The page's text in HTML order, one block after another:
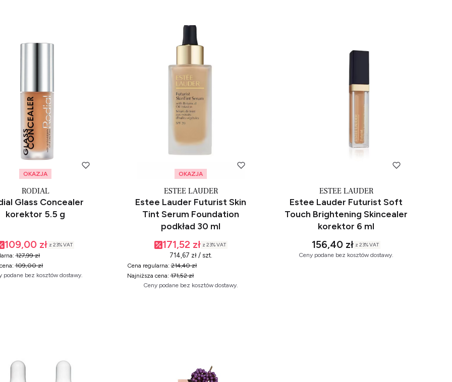
OKAZJA
RODIAL
Glass Concealer
korektor 5.5 g
109,00 zł z 23%VAT
127,99 zł
109,00 zł
podane bez kosztów dostawy.
OKAZJA
ESTEE LAUDER
Estee Lauder Futurist Skin
Tint Serum Foundation
podkład 30 ml
171,52 zł z 23%VAT
714,67 zł / szt.
Cena regularna: 214,40 zł
Najniższa cena: 171,52 zł
Ceny podane bez kosztów dostawy.
ESTEE LAUDER
Estee Lauder Futurist Soft
Touch Brightening Skincealer
korektor 6 ml
156,40 zł z 23%VAT
Ceny podane bez kosztów dostawy.